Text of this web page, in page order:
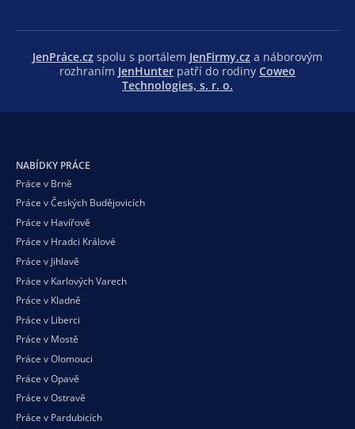
JenPráce.cz spolu s portálem JenFirmy.cz a náborovým
rozhraním JenHunter patří do rodiny Coweo
Technologies, s. r. o.
NABÍDKY PRÁCE
Práce v Brně
Práce v Českých Budějovicích
Práce v Havířově
Práce v Hradci Králové
Práce v Jihlavě
Práce v Karlových Varech
Práce v Kladně
Práce v Liberci
Práce v Mostě
Práce v Olomouci
Práce v Opavě
Práce v Ostravě
Práce v Pardubicích